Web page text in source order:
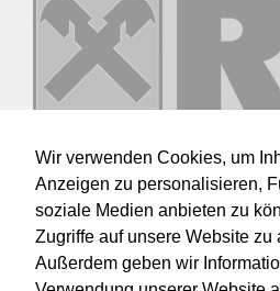
Wir verwenden Cookies, um
Anzeigen zu personalisieren,
soziale Medien anbieten zu
Zugriffe auf unsere Website zu
Außerdem geben wir